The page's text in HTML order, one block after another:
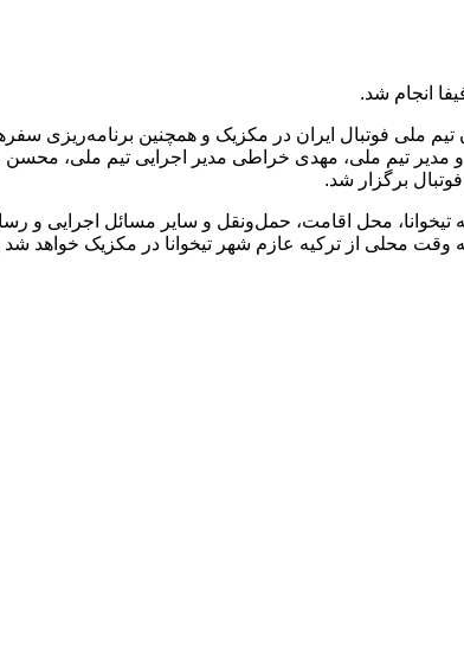
انجام شد.
ملی فوتبال ایران در مکزیک و همچنین برنامه‌ریزی
تیم ملی، مهدی خراطی مدیر اجرایی تیم ملی، محسن
برگزار شد.
تیخوانا، محل اقامت، حمل‌ونقل و سایر مسائل اجرایی و